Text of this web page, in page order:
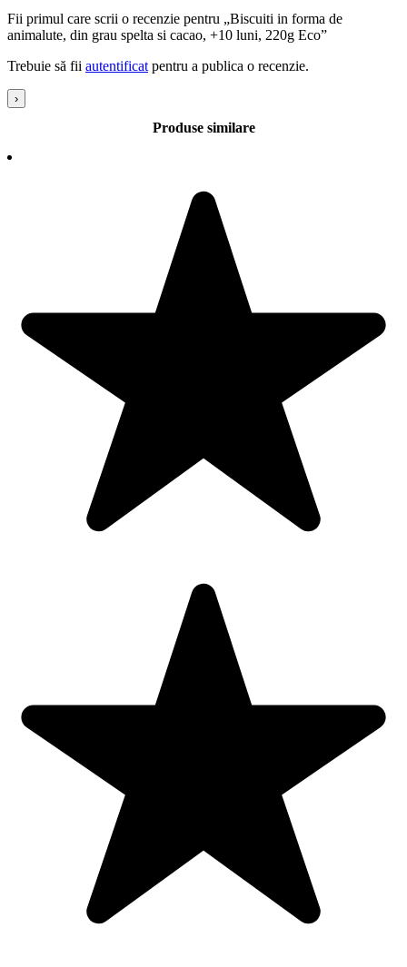
Fii primul care scrii o recenzie pentru „Biscuiti in forma de
animalute, din grau spelta si cacao, +10 luni, 220g Eco”
Trebuie să fii autentificat pentru a publica o recenzie.
›
Produse similare